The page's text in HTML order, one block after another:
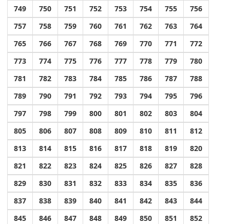
749
750 751 752 753 754 755
756
757
758 759 760 761 762 763
764
765
766 767 768 769 770 771
772
773
774 775 776 777 778 779
780
781
782 783 784 785 786 787
788
789
790 791 792 793 794 795
796
797
798 799 800 801 802 803
804
805
806 807 808 809 810 811
812
813
814 815 816 817 818 819
820
821
822 823 824 825 826 827
828
829
830 831 832 833 834 835
836
837
838 839 840 841 842 843
844
845
846 847 848 849 850 851
852